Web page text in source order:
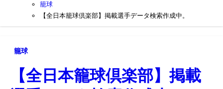
籠球
【全日本籠球倶楽部】掲載選手データ検索作成中。
籠球
【全日本籠球倶楽部】掲載